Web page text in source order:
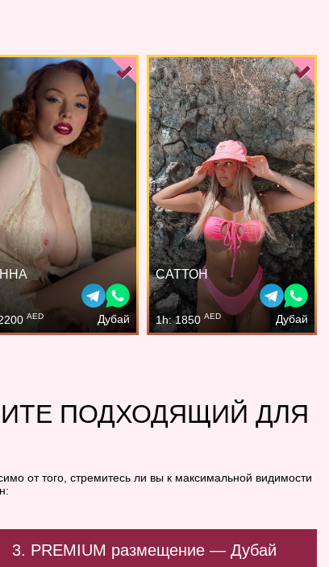
AED Дубай
САТТОН
1h: 1850AED Дубай
ПОДХОДЯЩИЙ ДЛЯ
от того, стремитесь ли вы к максимальной видимости
3. PREMIUM размещение — Дубай